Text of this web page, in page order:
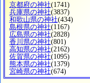
京都府の神社(1741)
兵庫県の神社(3837)
和歌山県の神社(434)
島根県の神社(1167)
広島県の神社(2828)
香川県の神社(801)
高知県の神社(2162)
佐賀県の神社(1095)
熊本県の神社(1379)
宮崎県の神社(674)